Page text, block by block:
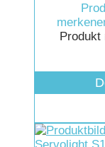
merken
Produkt